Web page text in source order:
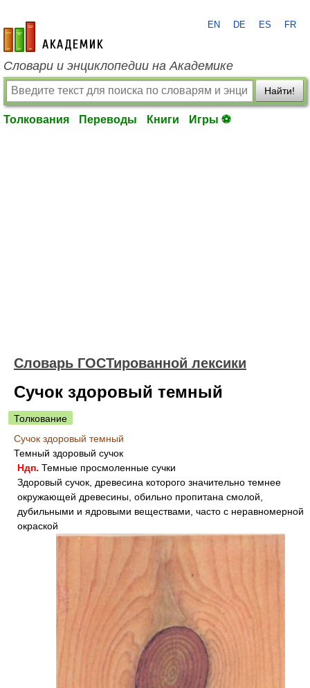
academic.ru
EN DE ES FR
Словари и энциклопедии на Академике
Найти!
Толкования Переводы Книги Игры ⚽
Словарь ГОСТированной лексики
Сучок здоровый темный
Толкование
Сучок здоровый темный
Темный здоровый сучок
Ндп. Темные просмоленные сучки
Здоровый сучок, древесина которого значительно темнее
окружающей древесины, обильно пропитана смолой,
дубильными и ядровыми веществами, часто с неравномерной
окраской